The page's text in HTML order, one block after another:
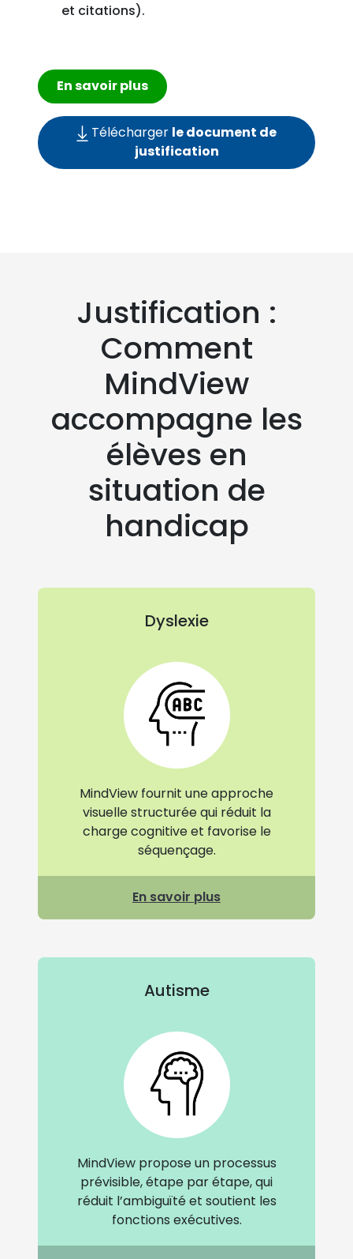
et citations).
En savoir plus
Télécharger le document de
justification
Justification :
Comment
MindView
accompagne les
élèves en
situation de
handicap
Dyslexie
MindView fournit une approche
visuelle structurée qui réduit la
charge cognitive et favorise le
séquençage.
En savoir plus
Autisme
MindView propose un processus
prévisible, étape par étape, qui
réduit l’ambiguïté et soutient les
fonctions exécutives.